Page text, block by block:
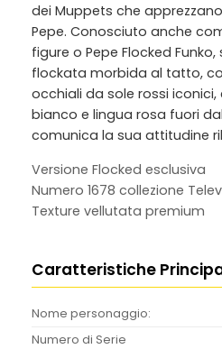
dei Muppets che
Pepe. Conosciuto anche
figure o Pepe Flocked Funko,
flockata morbida al tatto,
occhiali da sole rossi
bianco e lingua rosa fuori
comunica la sua attitudine
Versione Flocked esclusiva
Numero 1678 collezione
Texture vellutata premium
Caratteristiche
Nome personaggio:
Numero di Serie